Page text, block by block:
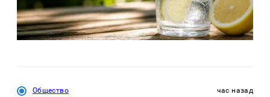
Общество час назад